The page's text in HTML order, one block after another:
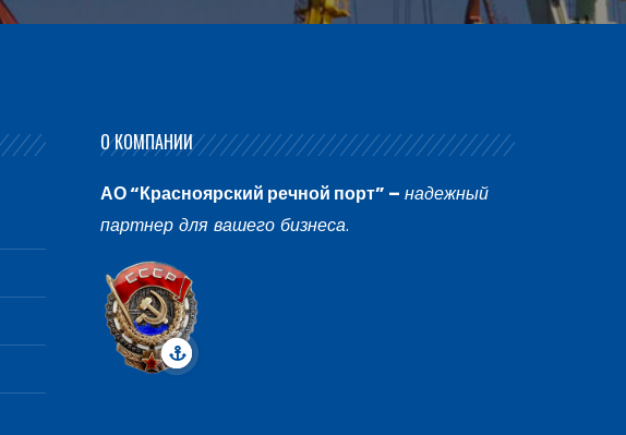
О КОМПАНИИ
АО “Красноярский речной порт” – надежный
партнер для вашего бизнеса.